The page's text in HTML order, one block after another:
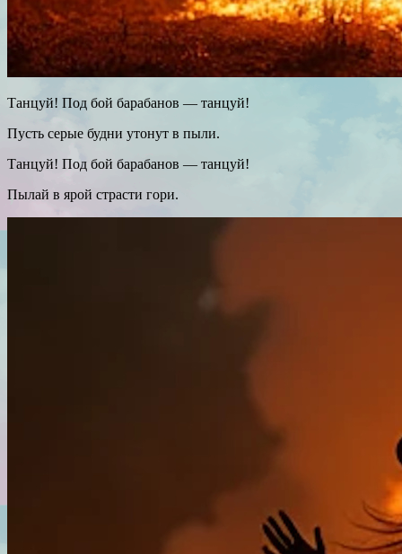
Танцуй! Под бой барабанов — танцуй!
Пусть серые будни утонут в пыли.
Танцуй! Под бой барабанов — танцуй!
Пылай в ярой страсти гори.